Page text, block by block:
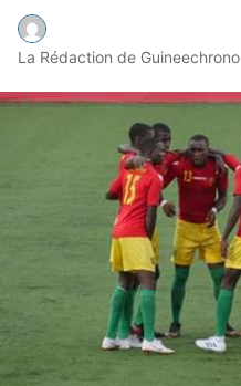
La Rédaction de Guineechrono